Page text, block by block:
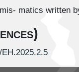
matics written